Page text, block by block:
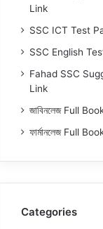
Link
SSC ICT Test
SSC English
Fahad SSC
Link
জাবিনলেজ Full
ফার্মানলেজ Full
Categories